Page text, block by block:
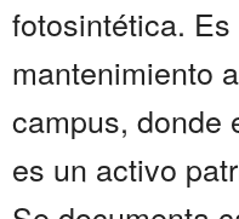
fotosintética.
mantenimiento
campus, donde
es un activo